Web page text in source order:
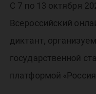
С 7 по 13 октября
Всероссийский
диктант,
государственной
платформой